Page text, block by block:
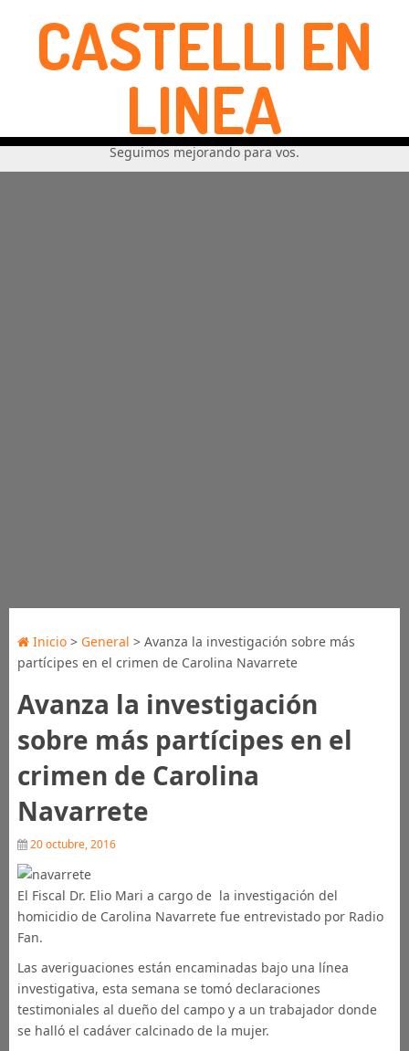
CASTELLI EN
LINEA
Seguimos mejorando para vos.
Inicio> General > Avanza la investigación sobre más
partícipes en el crimen de Carolina Navarrete
Avanza la investigación
sobre más partícipes en el
crimen de Carolina
Navarrete
20 octubre, 2016
El Fiscal Dr. Elio Mari a cargo de la investigación del
homicidio de Carolina Navarrete fue entrevistado por Radio
Fan.
Las averiguaciones están encaminadas bajo una línea
investigativa, esta semana se tomó declaraciones
testimoniales al dueño del campo y a un trabajador donde
se halló el cadáver calcinado de la mujer.